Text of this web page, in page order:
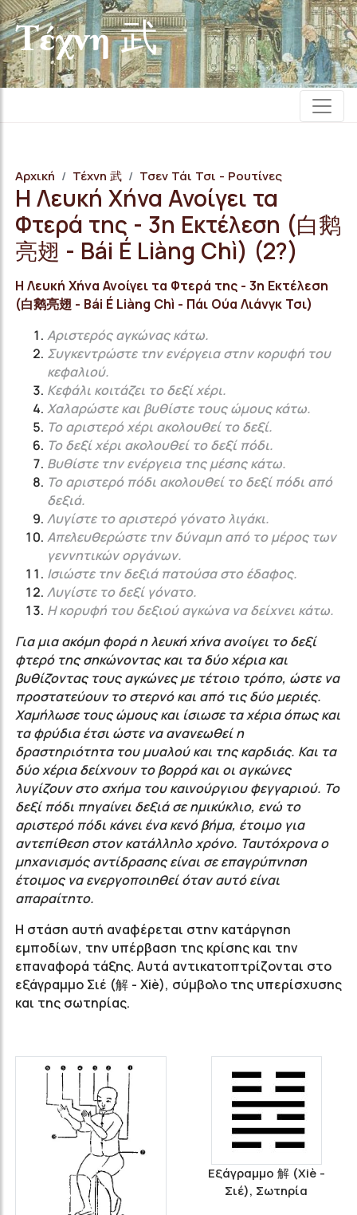
Τέχνη 武
Αρχική Τέχνη 武 Τσεν Τάι Τσι - Ρουτίνες
Η Λευκή Χήνα Ανοίγει τα
Φτερά της - 3η Εκτέλεση (白鹅
亮翅 - Bái É Liàng Chì) (2?)
Η Λευκή Χήνα Ανοίγει τα Φτερά της - 3η Εκτέλεση
(白鹅亮翅 - Bái É Liàng Chì - Πάι Ούα Λιάνγκ Τσι)
Αριστερός αγκώνας κάτω.
Συγκεντρώστε την ενέργεια στην κορυφή του
κεφαλιού.
Κεφάλι κοιτάζει το δεξί χέρι.
Χαλαρώστε και βυθίστε τους ώμους κάτω.
Το αριστερό χέρι ακολουθεί το δεξί.
Το δεξί χέρι ακολουθεί το δεξί πόδι.
Βυθίστε την ενέργεια της μέσης κάτω.
Το αριστερό πόδι ακολουθεί το δεξί πόδι από
δεξιά.
Λυγίστε το αριστερό γόνατο λιγάκι.
Απελευθερώστε την δύναμη από το μέρος των
γεννητικών οργάνων.
Ισιώστε την δεξιά πατούσα στο έδαφος.
Λυγίστε το δεξί γόνατο.
Η κορυφή του δεξιού αγκώνα να δείχνει κάτω.
Για μια ακόμη φορά η λευκή χήνα ανοίγει το δεξί
φτερό της σηκώνοντας και τα δύο χέρια και
βυθίζοντας τους αγκώνες με τέτοιο τρόπο, ώστε να
προστατεύουν το στερνό και από τις δύο μεριές.
Χαμήλωσε τους ώμους και ίσιωσε τα χέρια όπως και
τα φρύδια έτσι ώστε να ανανεωθεί η
δραστηριότητα του μυαλού και της καρδιάς. Και τα
δύο χέρια δείχνουν το βορρά και οι αγκώνες
λυγίζουν στο σχήμα του καινούργιου φεγγαριού. Το
δεξί πόδι πηγαίνει δεξιά σε ημικύκλιο, ενώ το
αριστερό πόδι κάνει ένα κενό βήμα, έτοιμο για
αντεπίθεση στον κατάλληλο χρόνο. Ταυτόχρονα ο
μηχανισμός αντίδρασης είναι σε επαγρύπνηση
έτοιμος να ενεργοποιηθεί όταν αυτό είναι
απαραίτητο.
Η στάση αυτή αναφέρεται στην κατάργηση
εμποδίων, την υπέρβαση της κρίσης και την
επαναφορά τάξης. Αυτά αντικατοπτρίζονται στο
εξάγραμμο Σιέ (解 - Χiè), σύμβολο της υπερίσχυσης
και της σωτηρίας.
Εξάγραμμο 解 (Χiè -
Σιέ), Σωτηρία